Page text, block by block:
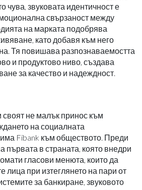
чува, звуковата идентичност е
свързаност между
на марката подобрява
като добавя към него
Тя повишава разпознаваемостта
и продуктово ниво, създава
за качество и надеждност.
своят не малък принос към
на социалната
Fibank към обществото. Преди
първата в страната, която внедри
гласови менюта, които да
лица при изтеглянето на пари от
за банкиране, звуковото